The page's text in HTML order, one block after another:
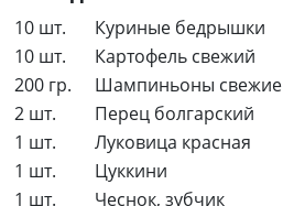
10 шт.
Куриные бедрышки
10 шт.
Картофель свежий
200 гр.
Шампиньоны свежие
2 шт.
Перец болгарский
1 шт.
Луковица красная
1 шт.
Цуккини
1 шт.
Чеснок, зубчик